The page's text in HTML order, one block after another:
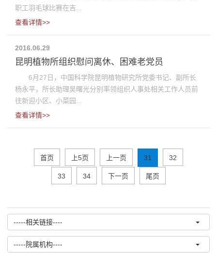
职工羽毛球比赛在吉...
查看详情>>
2016.06.29
昆明植物所组织慰问离休、困难老党员
6月27日，中国科学院昆明植物研究所党委书记、副所长
杨永平，所长助理吴曙光分别率领组织人事处相关工作人员前
往新迎小区、小菜园...
查看详情>>
首页 上5页 上一页 31 32
33 34 下一页 尾页
-----相关链接----
-----院属机构----